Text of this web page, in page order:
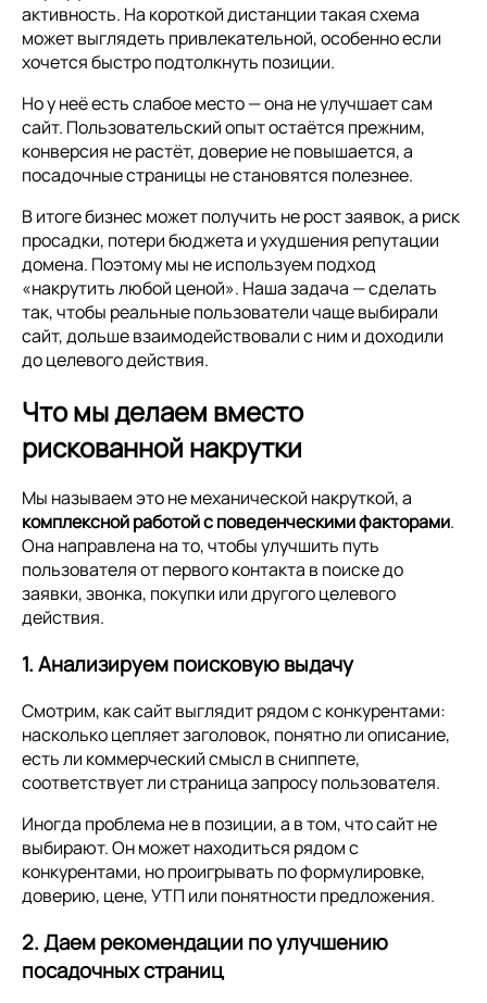
активность. На короткой дистанции такая схема
может выглядеть привлекательной, особенно если
хочется быстро подтолкнуть позиции.
Но у неё есть слабое место — она не улучшает сам
сайт. Пользовательский опыт остаётся прежним,
конверсия не растёт, доверие не повышается, а
посадочные страницы не становятся полезнее.
В итоге бизнес может получить не рост заявок, а риск
просадки, потери бюджета и ухудшения репутации
домена. Поэтому мы не используем подход
«накрутить любой ценой». Наша задача — сделать
так, чтобы реальные пользователи чаще выбирали
сайт, дольше взаимодействовали с ним и доходили
до целевого действия.
Что мы делаем вместо
рискованной накрутки
Мы называем это не механической накруткой, а
комплексной работой с поведенческими факторами.
Она направлена на то, чтобы улучшить путь
пользователя от первого контакта в поиске до
заявки, звонка, покупки или другого целевого
действия.
1. Анализируем поисковую выдачу
Смотрим, как сайт выглядит рядом с конкурентами:
насколько цепляет заголовок, понятно ли описание,
есть ли коммерческий смысл в сниппете,
соответствует ли страница запросу пользователя.
Иногда проблема не в позиции, а в том, что сайт не
выбирают. Он может находиться рядом с
конкурентами, но проигрывать по формулировке,
доверию, цене, УТП или понятности предложения.
2. Даем рекомендации по улучшению
посадочных страниц